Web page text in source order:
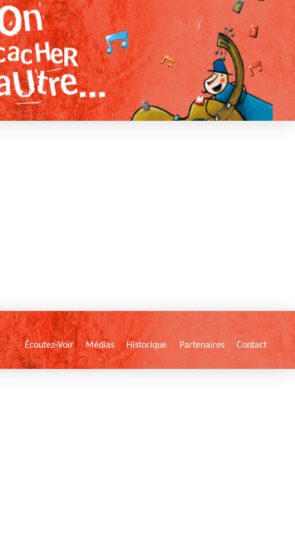
Écoutez-Voir Médias Historique Partenaires Contact